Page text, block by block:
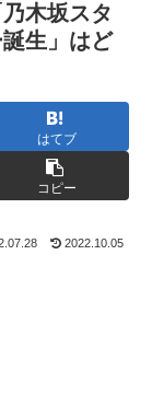
木坂スタ
生」はど
はてブ
コピー
2022.10.05